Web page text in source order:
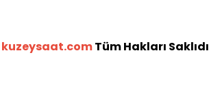
kuzeysaat.comTüm Hakları